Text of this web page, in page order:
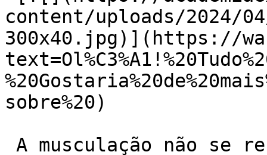
content/uploads/2024/
300x40.jpg)](https://
sobre%20)